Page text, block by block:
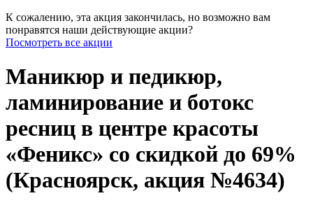
К сожалению, эта акция закончилась, но возможно вам
понравятся наши действующие акции?
Посмотреть все акции
Маникюр и педикюр,
ламинирование и ботокс
ресниц в центре красоты
«Феникс» со скидкой до 69%
(Красноярск, акция №4634)